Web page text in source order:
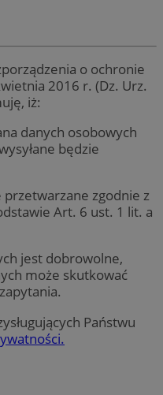
o ochronie
2016 r. (Dz. Urz.
iż:
danych osobowych
będzie
przetwarzane zgodnie z
Art. 6 ust. 1 lit. a
jest dobrowolne,
może skutkować
Państwu